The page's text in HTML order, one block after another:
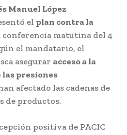
Manuel López
el plan contra la
conferencia matutina del 4
el mandatario, el
asegurar acceso a la
las presiones
afectado las cadenas de
de productos.
positiva de PACIC